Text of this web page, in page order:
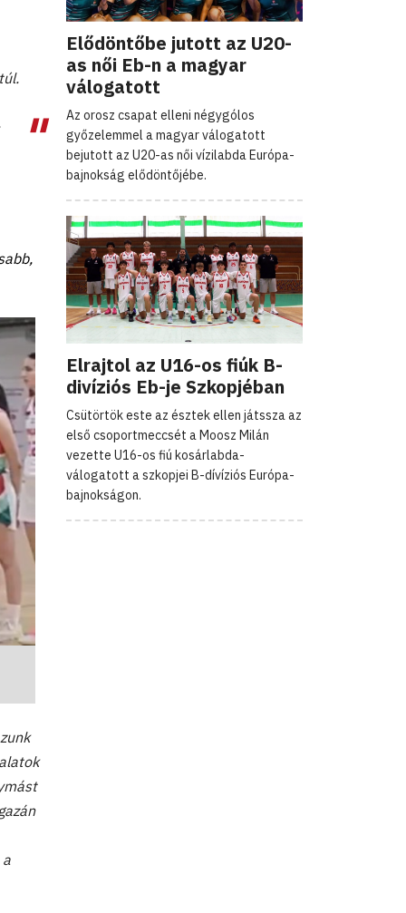
Elődöntőbe jutott az U20-
as női Eb-n a magyar
válogatott
Az orosz csapat elleni négygólos
győzelemmel a magyar válogatott
bejutott az U20-as női vízilabda Európa-
bajnokság elődöntőjébe.
Elrajtol az U16-os fiúk B-
divíziós Eb-je Szkopjéban
Csütörtök este az észtek ellen játssza az
első csoportmeccsét a Moosz Milán
vezette U16-os fiú kosárlabda-
válogatott a szkopjei B-dívíziós Európa-
bajnokságon.